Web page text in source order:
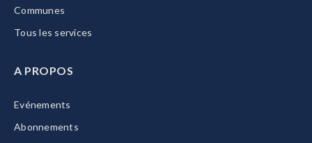
Communes
Tous les services
A PROPOS
Evénements
Abonnements